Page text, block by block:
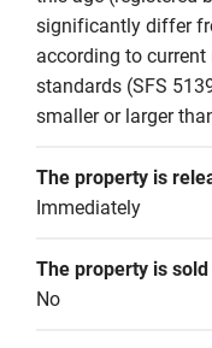
significantly differ
according to
standards (SFS
smaller or larger
The property is
Immediately
The property is
No